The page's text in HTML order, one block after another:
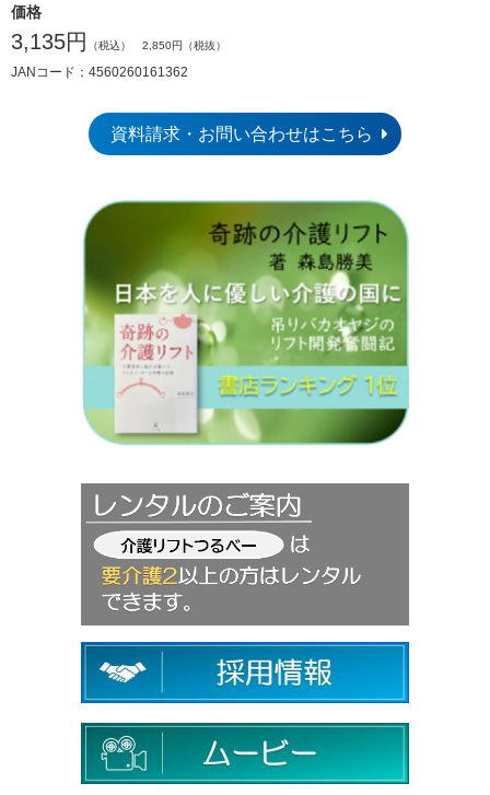
価格
3,135円 （税込） 2,850円（税抜）
JANコード：4560260161362
資料請求・お問い合わせはこちら